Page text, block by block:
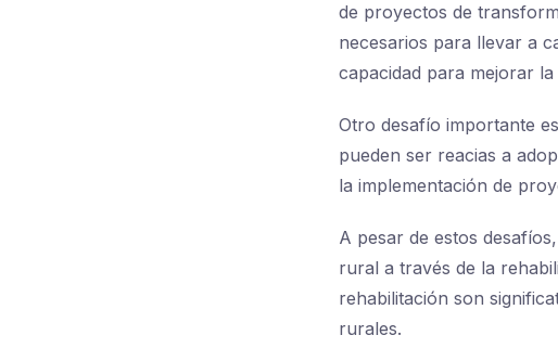
de proyectos de
necesarios para llevar a
capacidad para mejorar
Otro desafío importante
pueden ser reacias a
la implementación de
A pesar de estos
rural a través de la
rehabilitación son
rurales.